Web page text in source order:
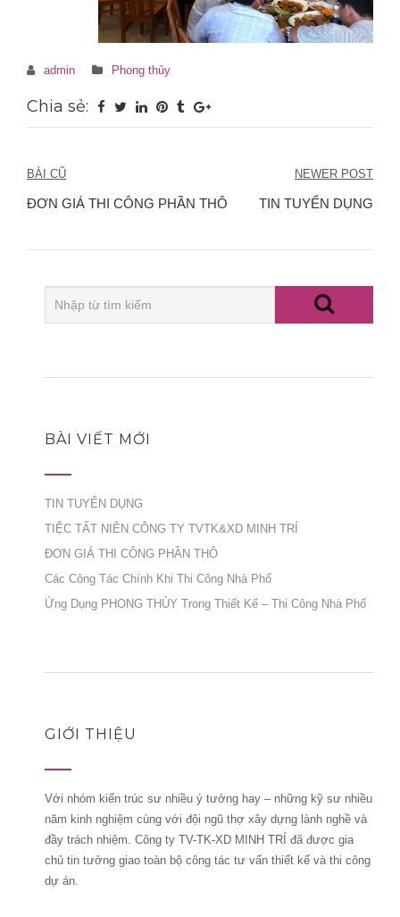
admin Phong thủy
Chia sẻ:
Điều
hướng
BÀI CŨ
ĐƠN GIÁ THI CÔNG PHẦN THÔ
NEWER POST
TIN TUYỂN DỤNG
BÀI VIẾT MỚI
TIN TUYỂN DỤNG
TIỆC TẤT NIÊN CÔNG TY TVTK&XD MINH TRÍ
ĐƠN GIÁ THI CÔNG PHẦN THÔ
Các Công Tác Chính Khi Thi Công Nhà Phố
Ứng Dụng PHONG THỦY Trong Thiết Kế – Thi Công Nhà Phố
GIỚI THIỆU
Với nhóm kiến trúc sư nhiều ý tưởng hay – những kỹ sư nhiều
năm kinh nghiệm cùng với đội ngũ thợ xây dựng lành nghề và
đầy trách nhiệm. Công ty TV-TK-XD MINH TRÍ đã được gia
chủ tin tưởng giao toàn bộ công tác tư vấn thiết kế và thi công
dự án.